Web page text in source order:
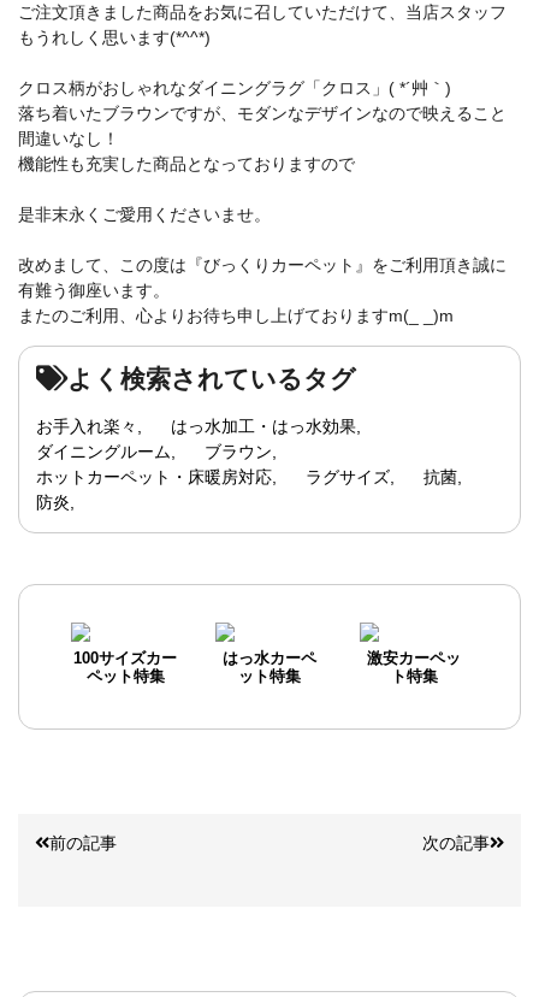
ご注文頂きました商品をお気に召していただけて、当店スタッフ
もうれしく思います(*^^*)
クロス柄がおしゃれなダイニングラグ「クロス」( *´艸｀)
落ち着いたブラウンですが、モダンなデザインなので映えること
間違いなし！
機能性も充実した商品となっておりますので
是非末永くご愛用くださいませ。
改めまして、この度は『びっくりカーペット』をご利用頂き誠に
有難う御座います。
またのご利用、心よりお待ち申し上げておりますm(_ _)m
よく検索されているタグ
お手入れ楽々
はっ水加工・はっ水効果
ダイニングルーム
ブラウン
ホットカーペット・床暖房対応
ラグサイズ
抗菌
防炎
100サイズカー
ペット特集
はっ水カーペ
ット特集
激安カーペッ
ト特集
前の記事 次の記事